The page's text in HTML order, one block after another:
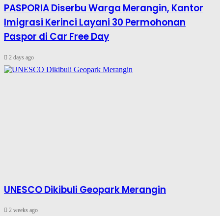
PASPORIA Diserbu Warga Merangin, Kantor
Imigrasi Kerinci Layani 30 Permohonan
Paspor di Car Free Day
2 days ago
UNESCO Dikibuli Geopark Merangin
2 weeks ago